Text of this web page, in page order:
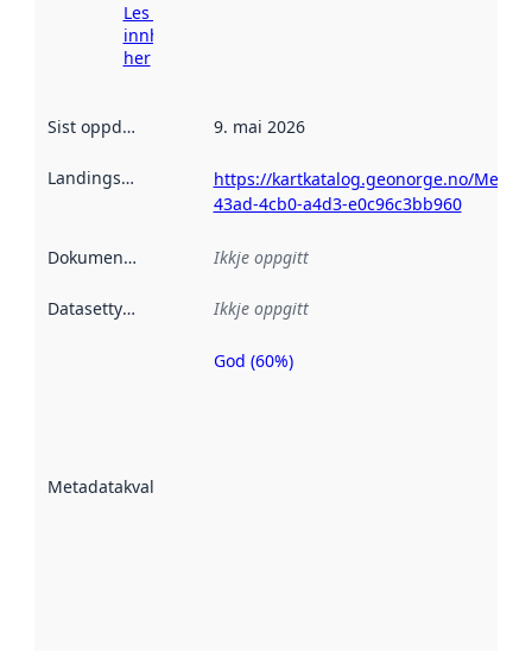
Les meir om
innhenting
her
Sist oppdatert 9. mai 2026
Landingsside
https://kartkatalog.geonorge.no/
43ad-4cb0-a4d3-e0c96c3bb960
Dokumentasjon Ikkje oppgitt
Datasettype Ikkje oppgitt
Metadatakvalitet
Metadatakvalitet
God (60%)